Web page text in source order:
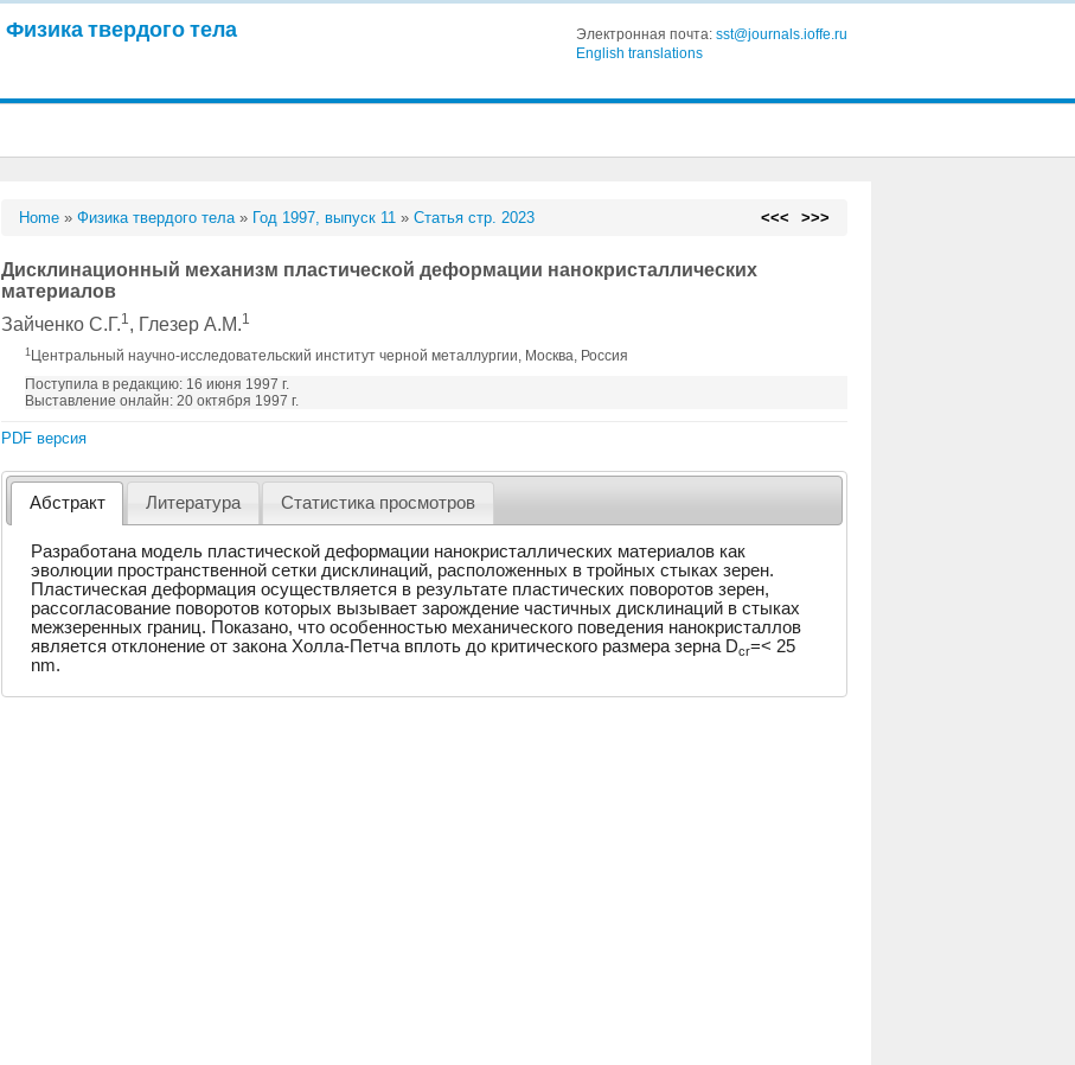
Физика твердого тела Электронная почта: sst@journals.ioffe.ru
English translations
Home »Физика твердого тела» Год 1997, выпуск 11 »Статья стр. 2023 <<< >>>
Дисклинационный механизм пластической деформации нанокристаллических
материалов
Зайченко С.Г.1, Глезер А.М.1
1 Центральный научно-исследовательский институт черной металлургии, Москва, Россия
Поступила в редакцию: 16 июня 1997 г.
Выставление онлайн: 20 октября 1997 г.
PDF версия
Абстракт Литература Статистика просмотров
Разработана модель пластической деформации нанокристаллических материалов как
эволюции пространственной сетки дисклинаций, расположенных в тройных стыках зерен.
Пластическая деформация осуществляется в результате пластических поворотов зерен,
рассогласование поворотов которых вызывает зарождение частичных дисклинаций в стыках
межзеренных границ. Показано, что особенностью механического поведения нанокристаллов
является отклонение от закона Холла-Петча вплоть до критического размера зерна Dcr=< 25
nm.